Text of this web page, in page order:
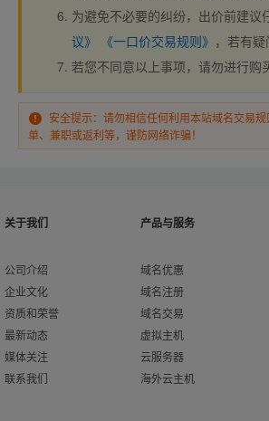
为避免不必要的纠纷，出价前建议
议》
《一口价交易规则》 ，若有疑
若您不同意以上事项，请勿进行
安全提示：请勿相信任何利用本站域名交易
单、兼职或返利等，谨防网络诈骗！
关于我们
公司介绍
企业文化
资质和荣誉
最新动态
媒体关注
联系我们
产品与服务
域名优惠
域名注册
域名交易
虚拟主机
云服务器
海外云主机